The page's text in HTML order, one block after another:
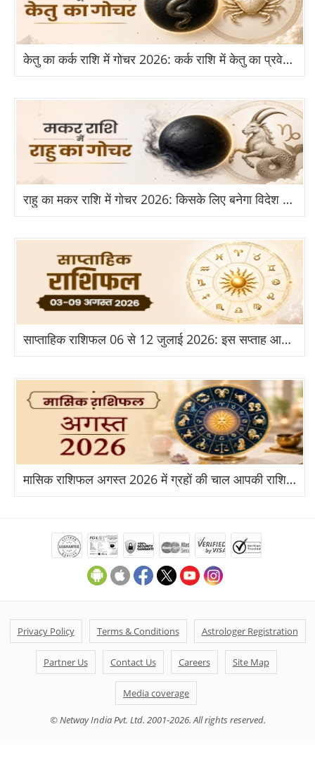
केतु का कर्क राशि में गोचर 2026: कर्क राशि में केतु का प्रवेश से किन राशियों को होगा बड़ा लाभ?
राहु का मकर राशि में गोचर 2026: किसके लिए बनेगा विदेश और तरक्की का योग?
साप्ताहिक राशिफल 06 से 12 जुलाई 2026: इस सप्ताह आपकी राशि के लिए क्या है खास?
मासिक राशिफल अगस्त 2026 में ग्रहों की चाल आपकी राशि पर क्या असर डालेगी?
Privacy Policy Terms & Conditions Astrologer Registration
Partner Us Contact Us Careers Site Map
Media coverage
© Netway India Pvt. Ltd. 2001-2026. All rights reserved.